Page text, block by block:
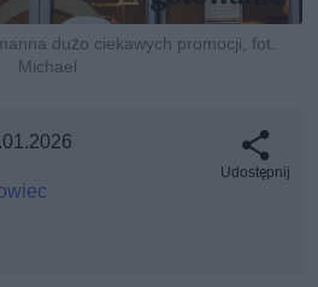
dużo ciekawych promocji, fot.
Michael
Udostępnij